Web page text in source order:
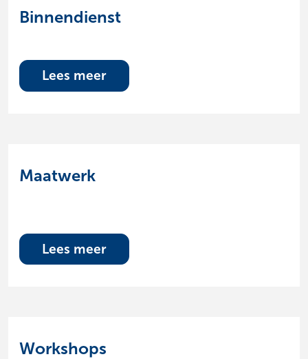
Binnendienst
Lees meer
Maatwerk
Lees meer
Workshops